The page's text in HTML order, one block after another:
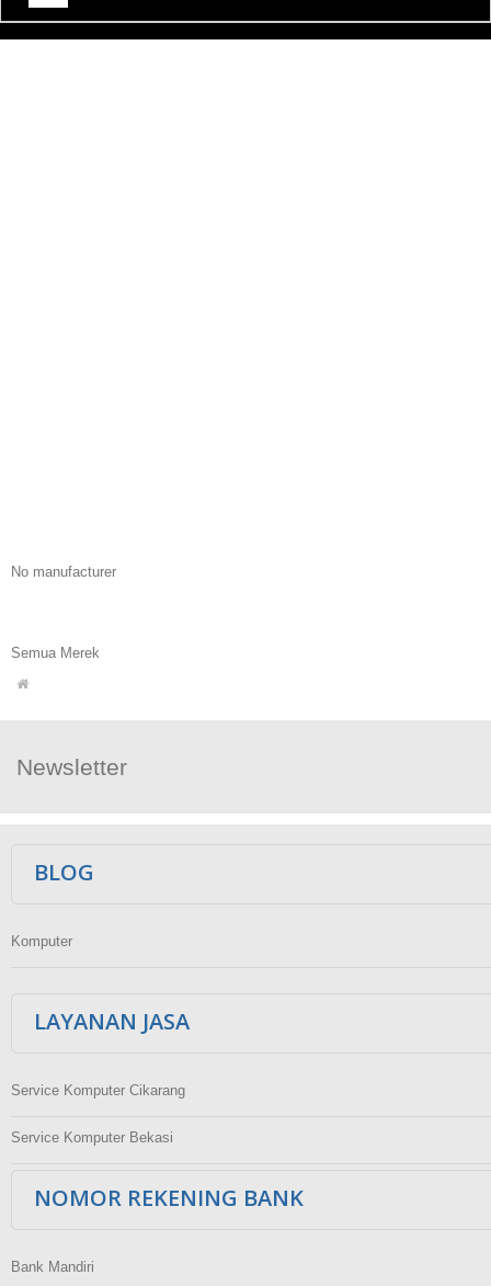
No manufacturer
Semua Merek
Newsletter
BLOG
Komputer
LAYANAN JASA
Service Komputer Cikarang
Service Komputer Bekasi
NOMOR REKENING BANK
Bank Mandiri